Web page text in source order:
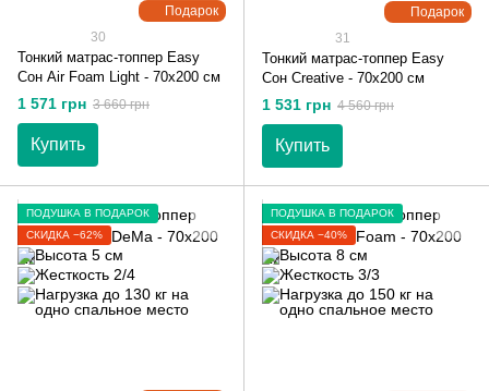
Подарок
30
Тонкий матрас-топпер Easy
Сон Air Foam Light - 70х200 см
1 571 грн 3 660 грн
Купить
Подарок
31
Тонкий матрас-топпер Easy
Сон Creative - 70х200 см
1 531 грн 4 560 грн
Купить
ПОДУШКА В ПОДАРОК
СКИДКА −62%
ПОДУШКА В ПОДАРОК
СКИДКА −40%